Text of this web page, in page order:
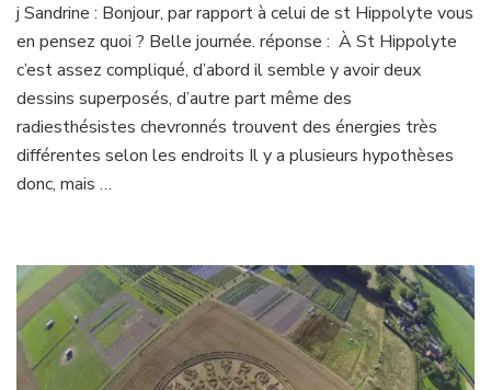
crop
circle
j Sandrine : Bonjour, par rapport à celui de st Hippolyte vous
en pensez quoi ? Belle journée. réponse : À St Hippolyte
c’est assez compliqué, d’abord il semble y avoir deux
dessins superposés, d’autre part même des
radiesthésistes chevronnés trouvent des énergies très
différentes selon les endroits Il y a plusieurs hypothèses
donc, mais …